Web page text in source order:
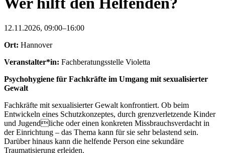
12.11.2026, 09:00–16:00
Ort: Hannover
Veranstalter*in: Fachberatungsstelle Violetta
Psychohygiene für Fachkräfte im Umgang mit sexualisierter
Gewalt
Fachkräfte mit sexualisierter Gewalt konfrontiert. Ob beim
Entwickeln eines Schutzkonzeptes, durch grenzverletzende Kinder
und Jugendliche oder einen konkreten Missbrauchsverdacht in
der Einrichtung – das Thema kann für sie sehr belastend sein.
Darüber hinaus kann die helfende Person eine sekundäre
Traumatisierung erleiden.